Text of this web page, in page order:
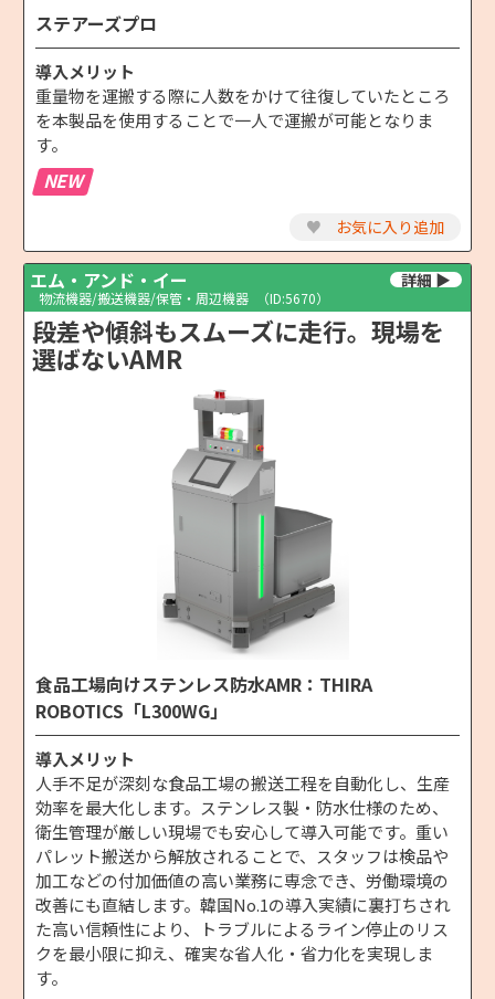
ステアーズプロ
導入メリット
重量物を運搬する際に人数をかけて往復していたところ
を本製品を使用することで一人で運搬が可能となりま
す。
NEW
♥ お気に入り追加
エム・アンド・イー
物流機器/搬送機器/保管・周辺機器 （ID:5670）
段差や傾斜もスムーズに走行。現場を
選ばないAMR
食品工場向けステンレス防水AMR：THIRA
ROBOTICS「L300WG」
導入メリット
人手不足が深刻な食品工場の搬送工程を自動化し、生産
効率を最大化します。ステンレス製・防水仕様のため、
衛生管理が厳しい現場でも安心して導入可能です。重い
パレット搬送から解放されることで、スタッフは検品や
加工などの付加価値の高い業務に専念でき、労働環境の
改善にも直結します。韓国No.1の導入実績に裏打ちされ
た高い信頼性により、トラブルによるライン停止のリス
クを最小限に抑え、確実な省人化・省力化を実現しま
す。